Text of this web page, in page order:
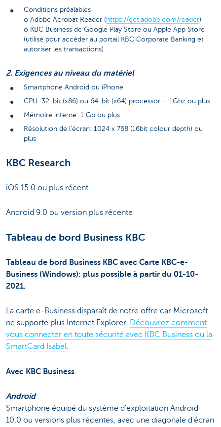
Conditions préalables
o Adobe Acrobat Reader (https://get.adobe.com/reader)
o KBC Business de Google Play Store ou Apple App Store
(utilisé pour accéder au portail KBC Corporate Banking et
autoriser les transactions)
2. Exigences au niveau du matériel
Smartphone Android ou iPhone
CPU: 32-bit (x86) ou 64-bit (x64) processor – 1Ghz ou plus
Mémoire interne: 1 Gb ou plus
Résolution de l'écran: 1024 x 768 (16bit colour depth) ou
plus
KBC Research
iOS 15.0 ou plus récent
Android 9.0 ou version plus récente
Tableau de bord Business KBC
Tableau de bord Business KBC avec Carte KBC-e-
Business (Windows): plus possible à partir du 01-10-
2021.
La carte e-Business disparaît de notre offre car Microsoft
ne supporte plus Internet Explorer. Découvrez comment
vous connecter en toute sécurité avec KBC Business ou la
SmartCard Isabel.
Avec KBC Business
Android
Smartphone équipé du système d'exploitation Android
10.0 ou versions plus récentes, avec une diagonale d'écran